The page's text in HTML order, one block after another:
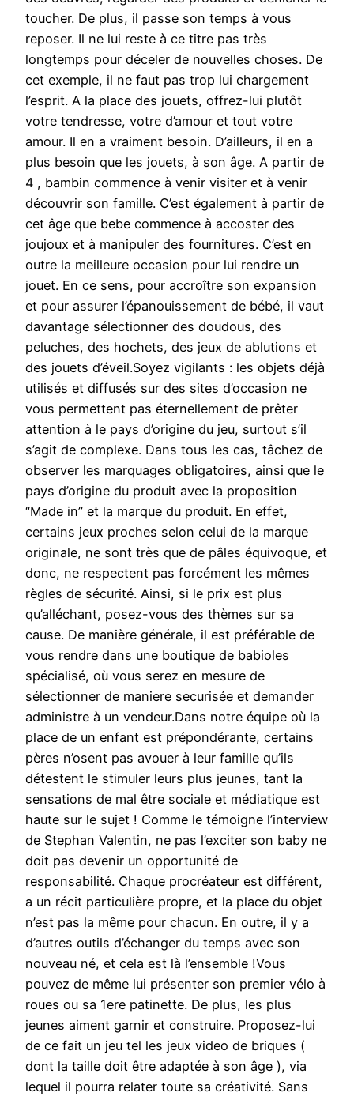
toucher. De plus, il passe son temps à vous
reposer. Il ne lui reste à ce titre pas très
longtemps pour déceler de nouvelles choses. De
cet exemple, il ne faut pas trop lui chargement
l’esprit. A la place des jouets, offrez-lui plutôt
votre tendresse, votre d’amour et tout votre
amour. Il en a vraiment besoin. D’ailleurs, il en a
plus besoin que les jouets, à son âge. A partir de
4 , bambin commence à venir visiter et à venir
découvrir son famille. C’est également à partir de
cet âge que bebe commence à accoster des
joujoux et à manipuler des fournitures. C’est en
outre la meilleure occasion pour lui rendre un
jouet. En ce sens, pour accroître son expansion
et pour assurer l’épanouissement de bébé, il vaut
davantage sélectionner des doudous, des
peluches, des hochets, des jeux de ablutions et
des jouets d’éveil.Soyez vigilants : les objets déjà
utilisés et diffusés sur des sites d’occasion ne
vous permettent pas éternellement de prêter
attention à le pays d’origine du jeu, surtout s’il
s’agit de complexe. Dans tous les cas, tâchez de
observer les marquages obligatoires, ainsi que le
pays d’origine du produit avec la proposition
“Made in” et la marque du produit. En effet,
certains jeux proches selon celui de la marque
originale, ne sont très que de pâles équivoque, et
donc, ne respectent pas forcément les mêmes
règles de sécurité. Ainsi, si le prix est plus
qu’alléchant, posez-vous des thèmes sur sa
cause. De manière générale, il est préférable de
vous rendre dans une boutique de babioles
spécialisé, où vous serez en mesure de
sélectionner de maniere securisée et demander
administre à un vendeur.Dans notre équipe où la
place de un enfant est prépondérante, certains
pères n’osent pas avouer à leur famille qu’ils
détestent le stimuler leurs plus jeunes, tant la
sensations de mal être sociale et médiatique est
haute sur le sujet ! Comme le témoigne l’interview
de Stephan Valentin, ne pas l’exciter son baby ne
doit pas devenir un opportunité de
responsabilité. Chaque procréateur est différent,
a un récit particulière propre, et la place du objet
n’est pas la même pour chacun. En outre, il y a
d’autres outils d’échanger du temps avec son
nouveau né, et cela est là l’ensemble !Vous
pouvez de même lui présenter son premier vélo à
roues ou sa 1ere patinette. De plus, les plus
jeunes aiment garnir et construire. Proposez-lui
de ce fait un jeu tel les jeux video de briques (
dont la taille doit être adaptée à son âge ), via
lequel il pourra relater toute sa créativité. Sans